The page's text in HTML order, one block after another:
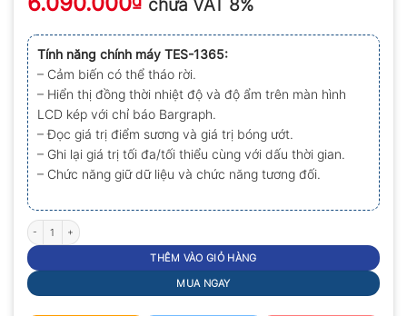
hạng
5
sao
chưa VAT 8%
Tính năng chính máy TES-1365:
– Cảm biến có thể tháo rời.
– Hiển thị đồng thời nhiệt độ và độ ẩm trên màn hình
LCD kép với chỉ báo Bargraph.
– Đọc giá trị điểm sương và giá trị bóng ướt.
– Ghi lại giá trị tối đa/tối thiểu cùng với dấu thời gian.
– Chức năng giữ dữ liệu và chức năng tương đối.
Máy đo nhiệt độ, độ ẩm TES-1365 số lượng
THÊM VÀO GIỎ HÀNG
MUA NGAY